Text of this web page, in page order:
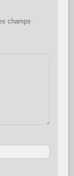
champs